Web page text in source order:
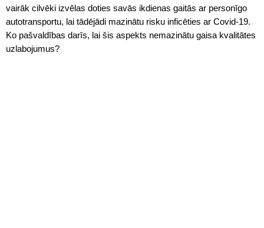
vairāk cilvēki izvēlas doties savās ikdienas gaitās ar personīgo
autotransportu, lai tādējādi mazinātu risku inficēties ar Covid-19.
Ko pašvaldības darīs, lai šis aspekts nemazinātu gaisa kvalitātes
uzlabojumus?